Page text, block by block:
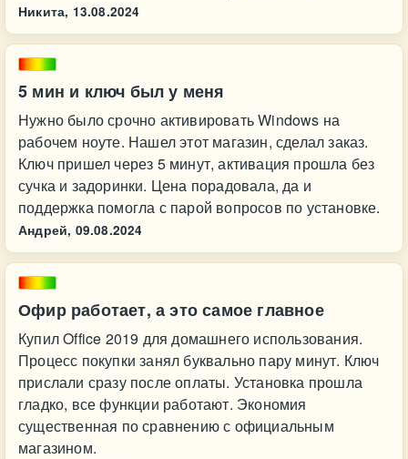
Никита, 13.08.2024
5 мин и ключ был у меня
Нужно было срочно активировать Windows на
рабочем ноуте. Нашел этот магазин, сделал заказ.
Ключ пришел через 5 минут, активация прошла без
сучка и задоринки. Цена порадовала, да и
поддержка помогла с парой вопросов по установке.
Андрей, 09.08.2024
Офир работает, а это самое главное
Купил Office 2019 для домашнего использования.
Процесс покупки занял буквально пару минут. Ключ
прислали сразу после оплаты. Установка прошла
гладко, все функции работают. Экономия
существенная по сравнению с официальным
магазином.